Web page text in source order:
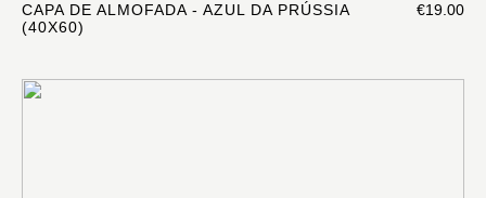
CAPA DE ALMOFADA - AZUL DA PRÚSSIA
(40X60)
€19.00